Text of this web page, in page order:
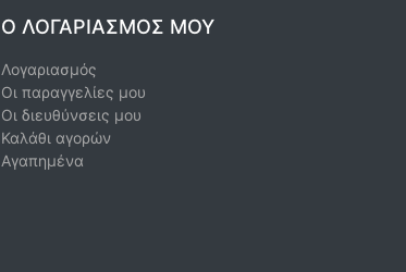
Ο ΛΟΓΑΡΙΑΣΜΌΣ ΜΟΥ
Λογαριασμός
Οι παραγγελίες μου
Οι διευθύνσεις μου
Καλάθι αγορών
Αγαπημένα